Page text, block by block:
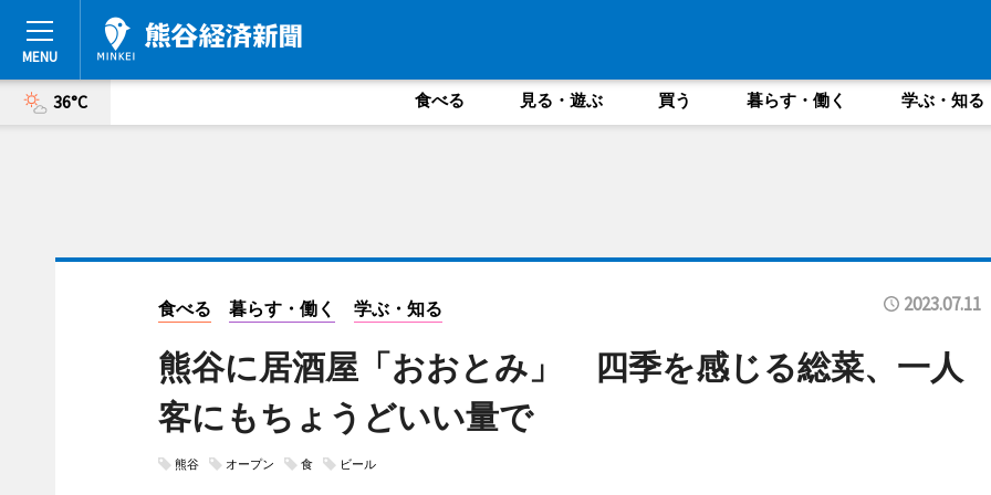
36°C 食べる 見る・遊ぶ 買う 暮らす・働く 学ぶ・知る
食べる 暮らす・働く 学ぶ・知る 2023.07.11
熊谷に居酒屋「おおとみ」 四季を感じる総菜、一人
客にもちょうどいい量で
熊谷 オープン 食 ビール